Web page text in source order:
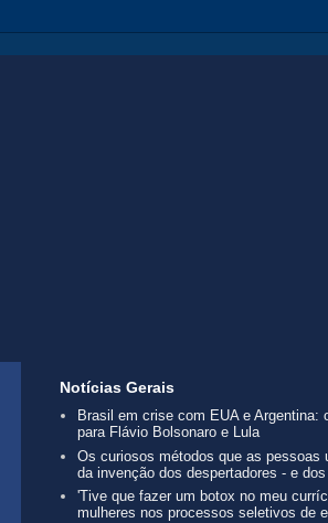
Notícias Gerais
Brasil em crise com EUA e Argentina:
para Flávio Bolsonaro e Lula
Os curiosos métodos que as pessoas
da invenção dos despertadores - e
'Tive que fazer um botox no meu
mulheres nos processos seletivos de